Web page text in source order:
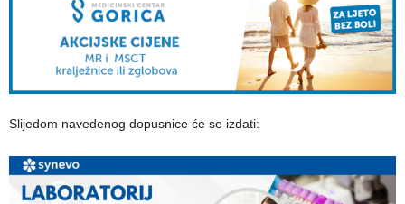
Slijedom navedenog dopusnice će se izdati: